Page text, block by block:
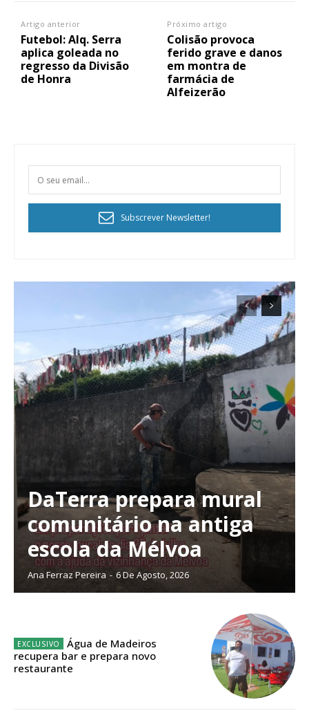
Planos de Assinatura
Faça-se assinante do Região de Cister e ajude-nos a manter este serviço
público!
Sendo assinante terá acesso a todos os conteúdos exclusivos e versões
Artigo anterior
Futebol: Alq. Serra
aplica goleada no
regresso da Divisão
de Honra
Próximo artigo
Colisão provoca
ferido grave e danos
em montra de
farmácia de
Alfeizerão
Subscrever Newsletter!
DaTerra prepara mural
comunitário na antiga
escola da Mélvoa
Ana Ferraz Pereira - 6 De Agosto, 2026
Água de Madeiros
recupera bar e prepara novo
restaurante